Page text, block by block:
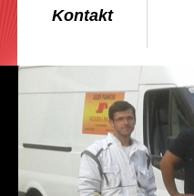
Kontakt